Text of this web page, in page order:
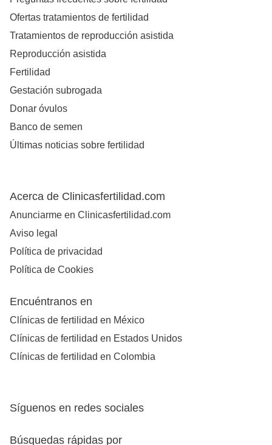
Ofertas tratamientos de fertilidad
Tratamientos de reproducción asistida
Reproducción asistida
Fertilidad
Gestación subrogada
Donar óvulos
Banco de semen
Últimas noticias sobre fertilidad
Acerca de Clinicasfertilidad.com
Anunciarme en Clinicasfertilidad.com
Aviso legal
Política de privacidad
Política de Cookies
Encuéntranos en
Clínicas de fertilidad en México
Clínicas de fertilidad en Estados Unidos
Clínicas de fertilidad en Colombia
Síguenos en redes sociales
Búsquedas rápidas por